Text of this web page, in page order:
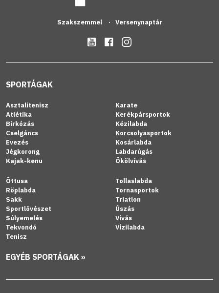
Szakszemmel Versenynaptár
SPORTÁGAK
Asztalitenisz
Atlétika
Birkózás
Cselgáncs
Evezés
Jégkorong
Kajak-kenu
Karate
Kerékpársportok
Kézilabda
Korcsolyasportok
Kosárlabda
Labdarúgás
Ökölvívás
Öttusa
Röplabda
Sakk
Sportlövészet
Súlyemelés
Tekvondó
Tenisz
Tollaslabda
Tornasportok
Triatlon
Úszás
Vívás
Vízilabda
EGYÉB SPORTÁGAK »